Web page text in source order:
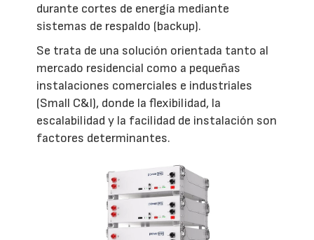
durante cortes de energía mediante
sistemas de respaldo (backup).
Se trata de una solución orientada tanto al
mercado residencial como a pequeñas
instalaciones comerciales e industriales
(Small C&I), donde la flexibilidad, la
escalabilidad y la facilidad de instalación son
factores determinantes.